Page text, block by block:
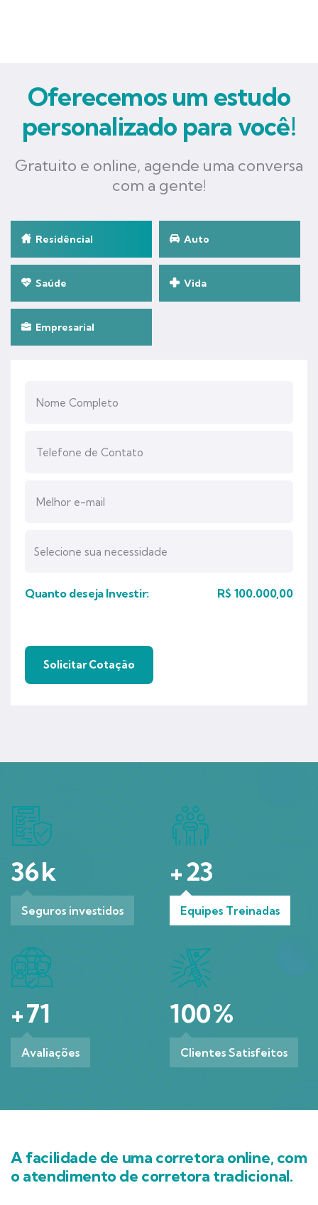
Oferecemos um estudo
personalizado para você!
Gratuito e online, agende uma conversa
com a gente!
Residêncial Auto
Saúde Vida
Empresarial
Quanto deseja Investir: R$ 100.000,00
36k
Seguros investidos
+23
Equipes Treinadas
+71
Avaliações
100%
Clientes Satisfeitos
A facilidade de uma corretora online, com
o atendimento de corretora tradicional.